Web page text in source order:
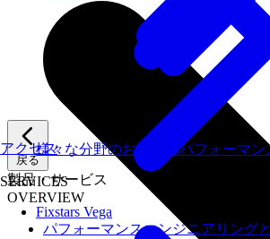
戻る
製品・サービス
OVERVIEW
パフォーマンスエンジニアリング
アクセス様々な分野のお客様のパフォーマン
SERVICES
Fixstars Vega